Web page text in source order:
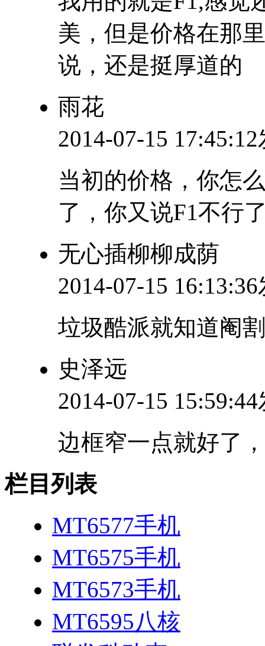
美，但是价格在那
说，还是挺厚道的
雨花
2014-07-15
当初的价格，你怎
了，你又说F1不行
无心插柳柳成荫
2014-07-15
垃圾酷派就知道阉
史泽远
2014-07-15
边框窄一点就好了
栏目列表
MT6577手机
MT6575手机
MT6573手机
MT6595八核